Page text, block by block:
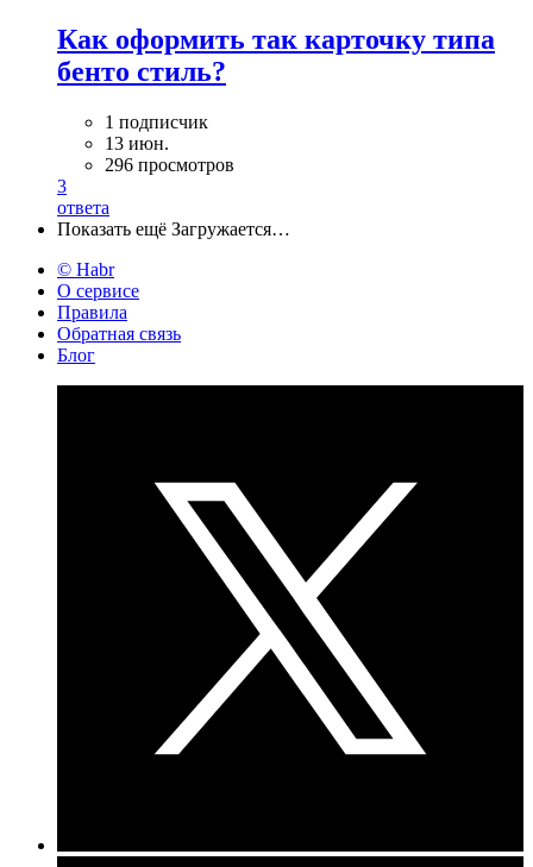
Как оформить так карточку типа
бенто стиль?
1 подписчик
13 июн.
296 просмотров
3
ответа
Показать ещё Загружается…
© Habr
О сервисе
Правила
Обратная связь
Блог